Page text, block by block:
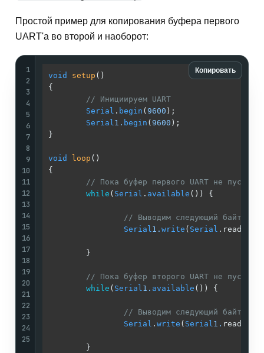
Простой пример для копирования буфера первого
UART'а во второй и наоборот:
Копировать
1
2
3
4
5
6
7
8
9
10
11
12
13
14
15
16
17
18
19
20
21
22
23
24
25
void setup ()
{
// Инициируем UART
Serial . begin ( 9600 );
Serial1. begin ( 9600 );
}
void loop ()
{
// Пока буфер первого UART не пуст
while ( Serial . available ()) {
// Выводим следующий байт
Serial1. write ( Serial .read);
        }
// Пока буфер второго UART не пуст
while ( Serial1. available ()) {
// Выводим следующий байт
Serial . write ( Serial1. read);
        }